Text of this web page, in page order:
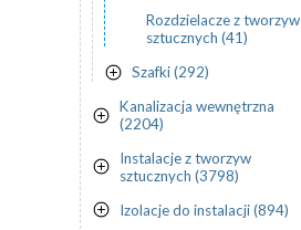
Rozdzielacze z tworzyw
sztucznych (41)
Szafki (292)
Kanalizacja wewnętrzna
(2204)
Instalacje z tworzyw
sztucznych (3798)
Izolacje do instalacji (894)